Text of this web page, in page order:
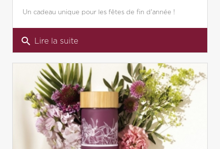
Un cadeau unique pour les fêtes de fin d'année !
search Lire la suite